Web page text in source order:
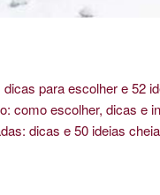
para escolher e 52
como escolher, dicas e
dicas e 50 ideias